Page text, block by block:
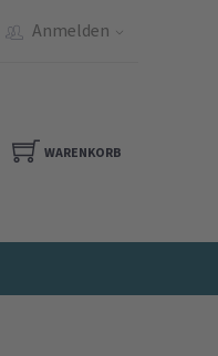
Anmelden
WARENKORB